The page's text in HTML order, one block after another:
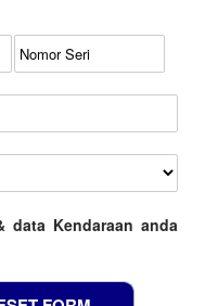
data Kendaraan anda